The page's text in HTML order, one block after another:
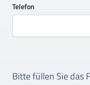
Telefon
Bitte füllen Sie das